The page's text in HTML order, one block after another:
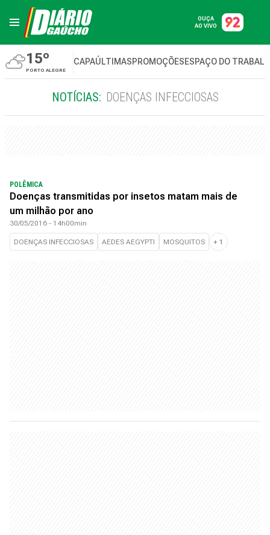
OUÇA
AO VIVO
15º
PORTO ALEGRE
CAPAÚLTIMASPROMOÇÕESESPAÇO DO
NOTÍCIAS: DOENÇAS INFECCIOSAS
POLÊMICA
Doenças transmitidas por insetos matam mais de
um milhão por ano
30/05/2016 - 14h00min
DOENÇAS INFECCIOSAS AEDES AEGYPTI MOSQUITOS + 1